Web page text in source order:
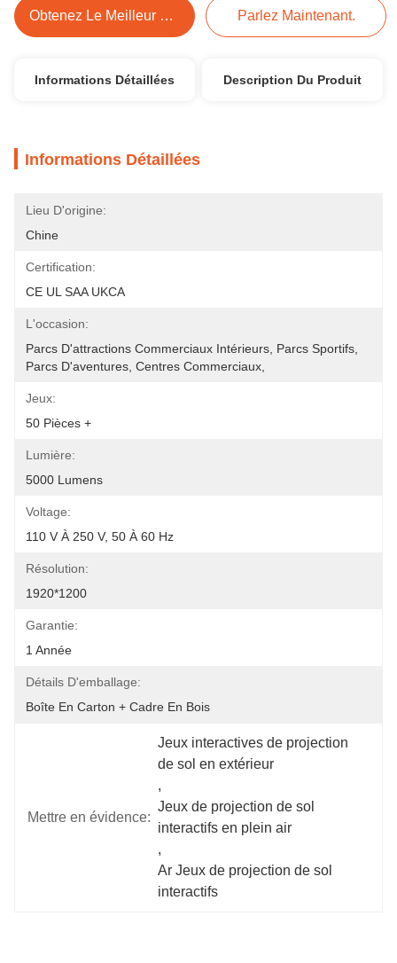
Obtenez Le Meilleur Prix Parlez Maintenant.
Informations Détaillées Description Du Produit
Informations Détaillées
Lieu D'origine:
Chine
Certification:
CE UL SAA UKCA
L'occasion:
Parcs D'attractions Commerciaux Intérieurs, Parcs Sportifs,
Parcs D'aventures, Centres Commerciaux,
Jeux:
50 Pièces +
Lumière:
5000 Lumens
Voltage:
110 V À 250 V, 50 À 60 Hz
Résolution:
1920*1200
Garantie:
1 Année
Détails D'emballage:
Boîte En Carton + Cadre En Bois
Mettre en évidence:
Jeux interactives de projection
de sol en extérieur
,
Jeux de projection de sol
interactifs en plein air
,
Ar Jeux de projection de sol
interactifs